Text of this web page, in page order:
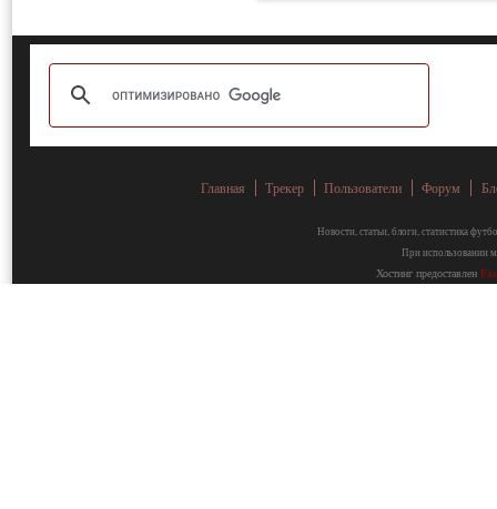
Главная Трекер Пользователи Форум
Новости, статьи, блоги, статистика
При использовании
Хостинг предоставлен